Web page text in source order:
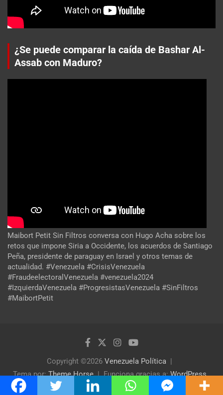
¿Se puede comparar la caída de Bashar Al-
Assab con Maduro?
Maibort Petit Sin Filtros conversa con Hugo Acha sobre los
retos que impone Siria a Occidente, los acuerdos de Santiago
Peña, presidente de paraguay en Israel y otros temas de
actualidad. #Venezuela #CrisisVenezuela
#FraudeelectoralVenezuela #venezuela2024
#IzquierdaVenezuela #ProgresistasVenezuela #SinFiltros
#MaibortPetit
Copyright ©2026 Venezuela Política
Tema por:Theme Horse Funciona gracias a:WordPress